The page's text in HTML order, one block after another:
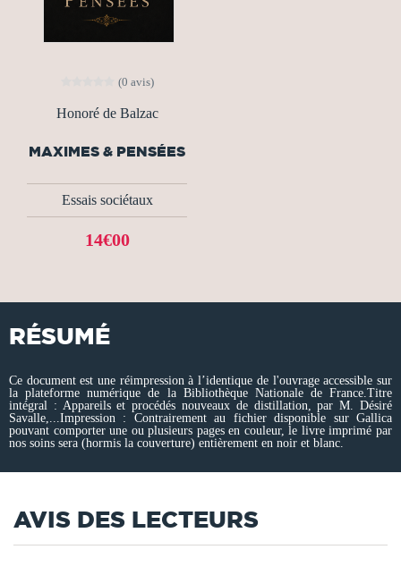
(0 avis)
Honoré de Balzac
MAXIMES & PENSÉES
Essais sociétaux
14€00
RÉSUMÉ
Ce document est une réimpression à l’identique de l'ouvrage accessible sur
la plateforme numérique de la Bibliothèque Nationale de France.Titre
intégral : Appareils et procédés nouveaux de distillation, par M. Désiré
Savalle,...Impression : Contrairement au fichier disponible sur Gallica
pouvant comporter une ou plusieurs pages en couleur, le livre imprimé par
nos soins sera (hormis la couverture) entièrement en noir et blanc.
AVIS DES LECTEURS